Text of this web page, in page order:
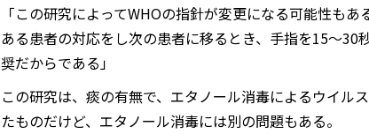
「この研究によってWHOの指針が変更になる可能性も
ある患者の対応をし次の患者に移るとき、手指を15～30
奨だからである」
この研究は、痰の有無で、エタノール消毒によるウイル
たものだけど、エタノール消毒には別の問題もある。